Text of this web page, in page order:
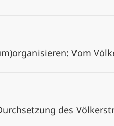
Vom
des